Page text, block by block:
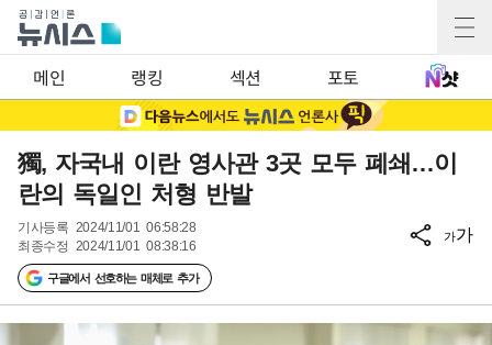
메인 랭킹 섹션 포토
獨, 자국내 이란 영사관 3곳 모두 폐쇄…이
란의 독일인 처형 반발
기사등록 2024/11/01 06:58:28
최종수정 2024/11/01 08:38:16
구글에서 선호하는 매체로 추가
가가